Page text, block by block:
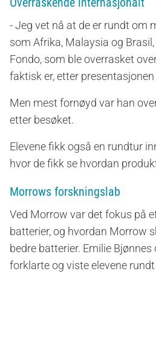
- Jeg vet nå at de er rundt om
som Afrika, Malaysia og
Fondo, som ble overrasket
faktisk er, etter
Men mest fornøyd var han
etter besøket.
Elevene fikk også en rundtur
hvor de fikk se hvordan
Morrows forskningslab
Ved Morrow var det fokus på
batterier, og hvordan Morrow
bedre batterier. Emilie
forklarte og viste elevene rundt